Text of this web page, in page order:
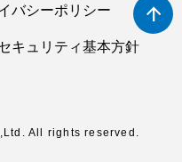
バシーポリシー
キュリティ基本方針
All rights reserved.
arrow_upward